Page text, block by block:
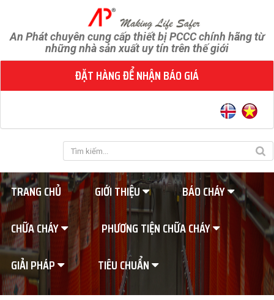
An Phát chuyên cung cấp thiết bị PCCC chính hãng từ
những nhà sản xuất uy tín trên thế giới
ĐẶT HÀNG ĐỂ NHẬN BÁO GIÁ
TRANG CHỦ GIỚI THIỆU
BÁO CHÁY
CHỮA CHÁY
PHƯƠNG TIỆN CHỮA CHÁY
GIẢI PHÁP
TIÊU CHUẨN